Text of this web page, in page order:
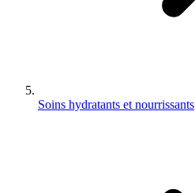
Soins hydratants et nourrissants